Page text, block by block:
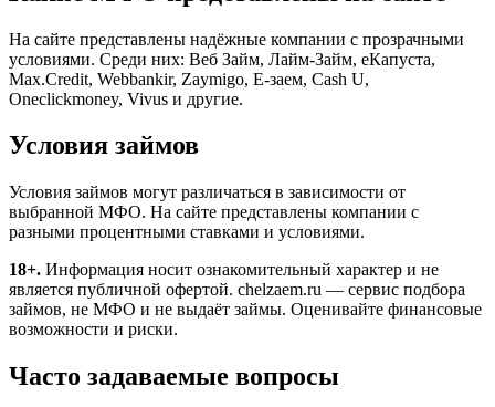
На сайте представлены надёжные компании с прозрачными
условиями. Среди них: Веб Займ, Лайм-Займ, еКапуста,
Max.Credit, Webbankir, Zaymigo, Е-заем, Cash U,
Oneclickmoney, Vivus и другие.
Условия займов
Условия займов могут различаться в зависимости от
выбранной МФО. На сайте представлены компании с
разными процентными ставками и условиями.
18+. Информация носит ознакомительный характер и не
является публичной офертой. chelzaem.ru — сервис подбора
займов, не МФО и не выдаёт займы. Оценивайте финансовые
возможности и риски.
Часто задаваемые вопросы